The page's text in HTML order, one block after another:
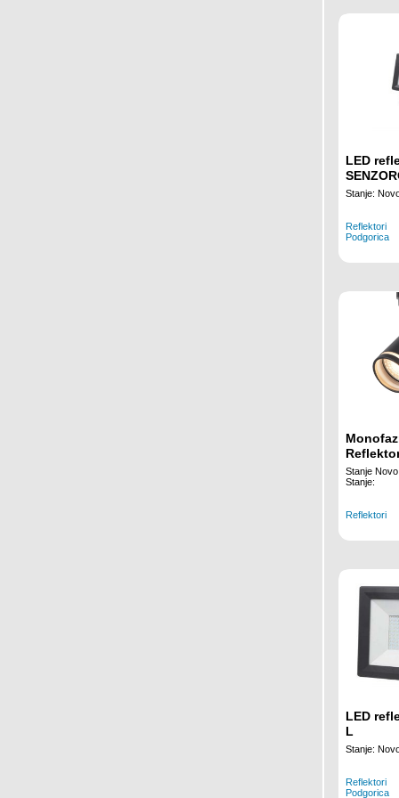
LED
Stanje:
Reflektori
Podgorica
Stanje Novo
Stanje:
Reflektori
LED
L
Stanje:
Reflektori
Podgorica